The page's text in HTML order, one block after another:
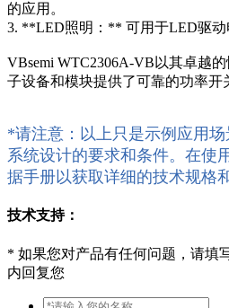
的应用。
3. **LED照明：** 可用于LED驱动
VBsemi WTC2306A-VB以其卓越
子设备和模块提供了可靠的功率开
*请注意：以上只是示例应用
系统设计的要求和条件。在使
据手册以获取详细的技术规格
技术支持：
* 如果您对产品有任何问题，请填
内回复您